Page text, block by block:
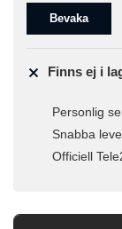
Bevaka
Finns ej i
Personlig
Snabba
Officiell